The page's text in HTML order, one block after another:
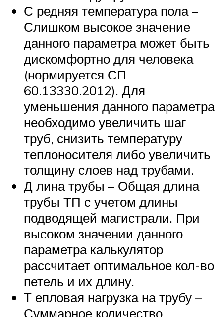
С редняя температура пола –
Слишком высокое значение
данного параметра может быть
дискомфортно для человека
(нормируется СП
60.13330.2012). Для
уменьшения данного параметра
необходимо увеличить шаг
труб, снизить температуру
теплоносителя либо увеличить
толщину слоев над трубами.
Д лина трубы – Общая длина
трубы ТП с учетом длины
подводящей магистрали. При
высоком значении данного
параметра калькулятор
рассчитает оптимальное кол-во
петель и их длину.
Т епловая нагрузка на трубу –
Суммарное количество